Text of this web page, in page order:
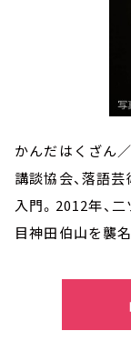
かんだはくざん
講談協会、落語
入門。2012年、
目神田伯山を襲